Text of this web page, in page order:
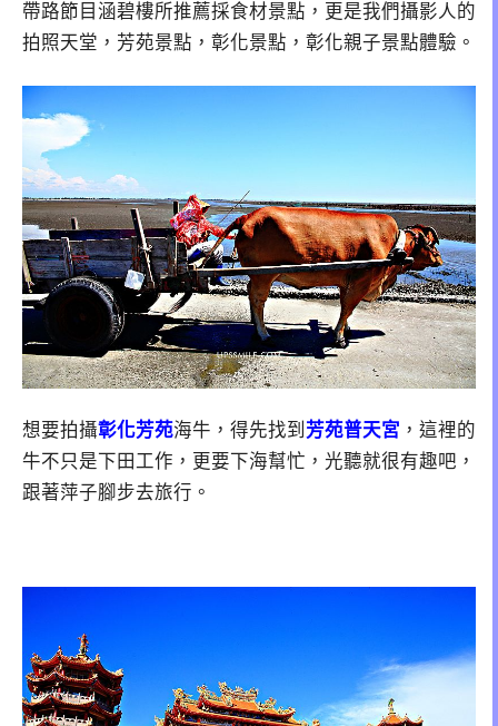
帶路節目涵碧樓所推薦採食材景點，更是我們攝影人的
拍照天堂，芳苑景點，彰化景點，彰化親子景點體驗。
想要拍攝彰化芳苑海牛，得先找到 芳苑普天宮 ，這裡的
牛不只是下田工作，更要下海幫忙，光聽就很有趣吧，
跟著萍子腳步去旅行。